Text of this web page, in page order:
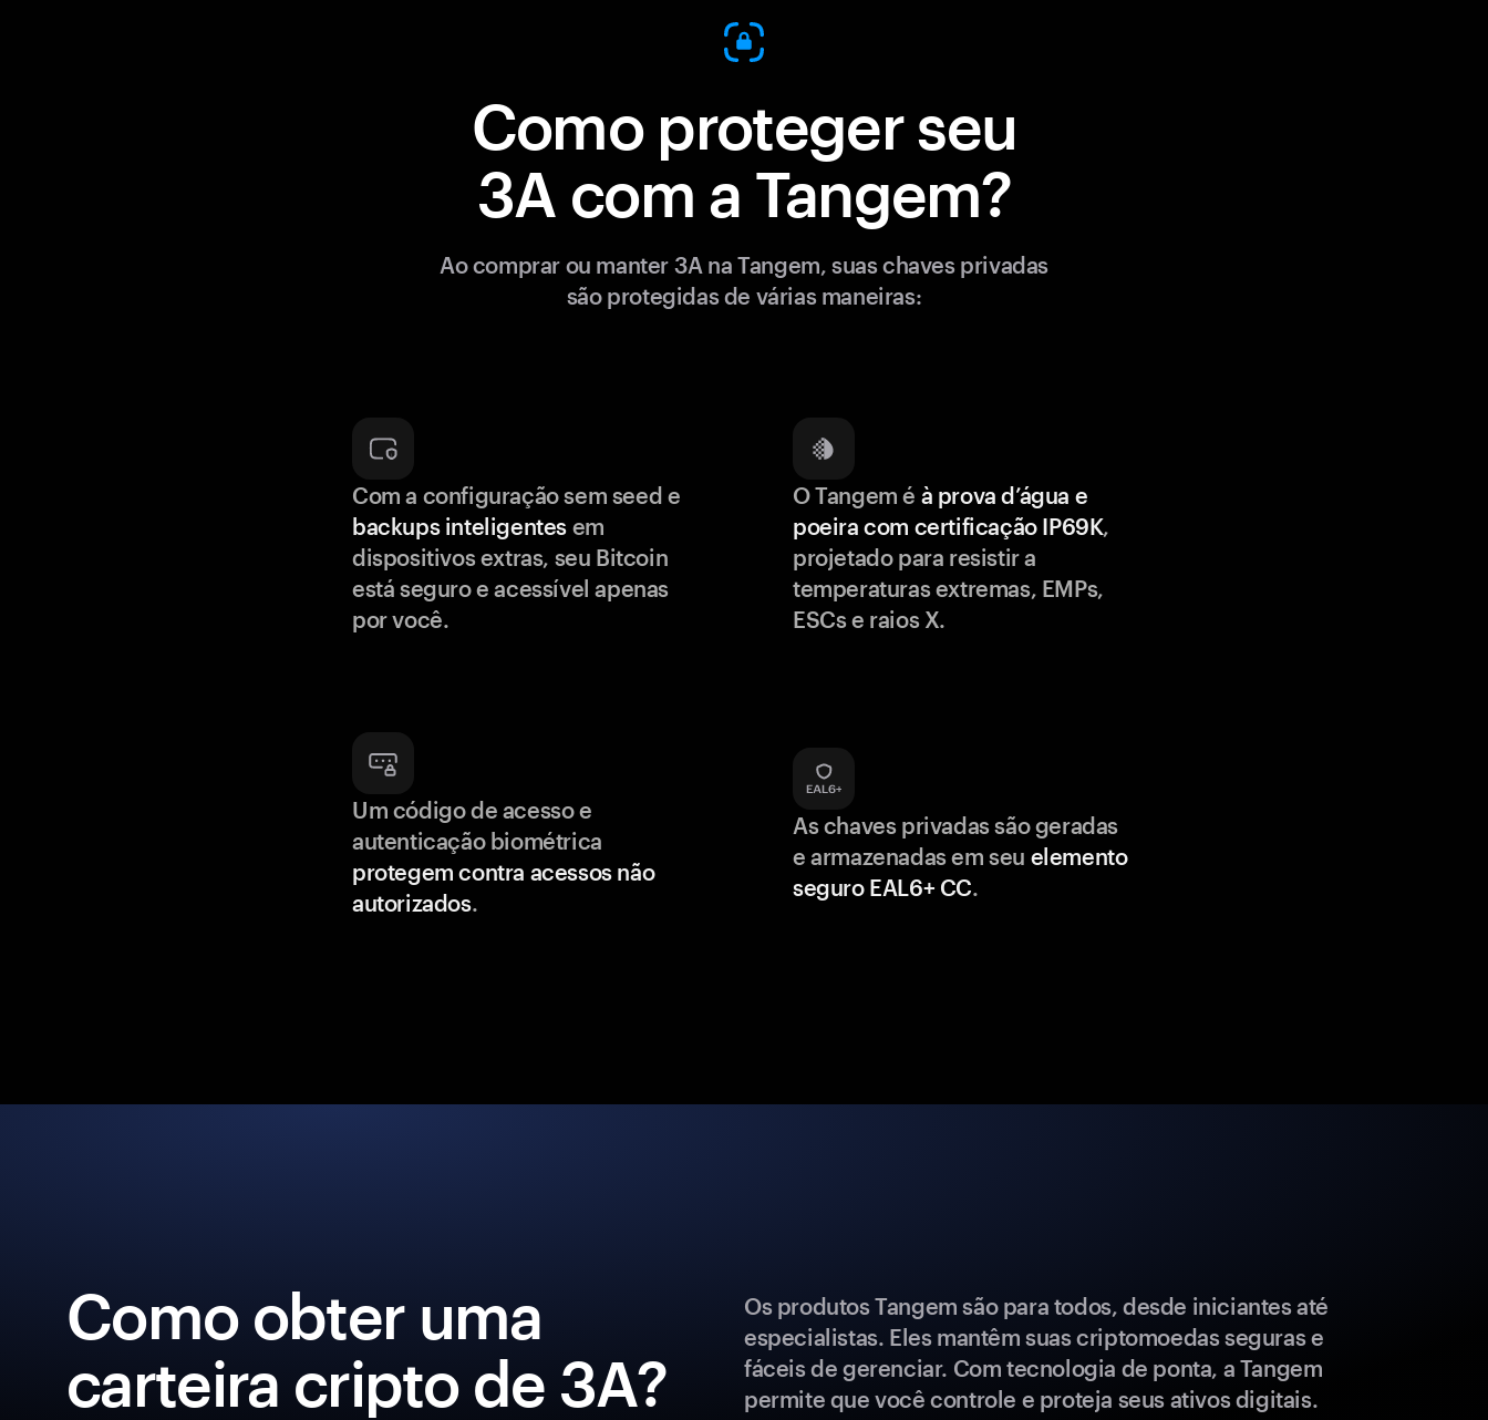
Como proteger seu
3A com a Tangem?
Ao comprar ou manter 3A na Tangem, suas chaves privadas
são protegidas de várias maneiras:
Com a configuração sem seed e
backups inteligentes em
dispositivos extras, seu Bitcoin
está seguro e acessível apenas
por você.
O Tangem é à prova d’água e
poeira com certificação IP69K,
projetado para resistir a
temperaturas extremas, EMPs,
ESCs e raios X.
Um código de acesso e
autenticação biométrica
protegem contra acessos não
autorizados.
As chaves privadas são geradas
e armazenadas em seu elemento
seguro EAL6+ CC.
Como obter uma
carteira cripto de 3A?
Os produtos Tangem são para todos, desde iniciantes até
especialistas. Eles mantêm suas criptomoedas seguras e
fáceis de gerenciar. Com tecnologia de ponta, a Tangem
permite que você controle e proteja seus ativos digitais.